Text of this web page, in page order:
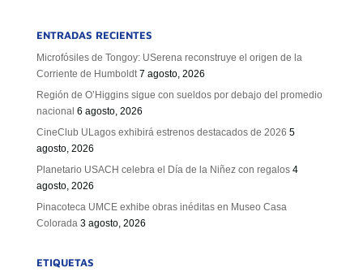
ENTRADAS RECIENTES
Microfósiles de Tongoy: USerena reconstruye el origen de la
Corriente de Humboldt 7 agosto, 2026
Región de O’Higgins sigue con sueldos por debajo del promedio
nacional 6 agosto, 2026
CineClub ULagos exhibirá estrenos destacados de 2026 5
agosto, 2026
Planetario USACH celebra el Día de la Niñez con regalos 4
agosto, 2026
Pinacoteca UMCE exhibe obras inéditas en Museo Casa
Colorada 3 agosto, 2026
ETIQUETAS